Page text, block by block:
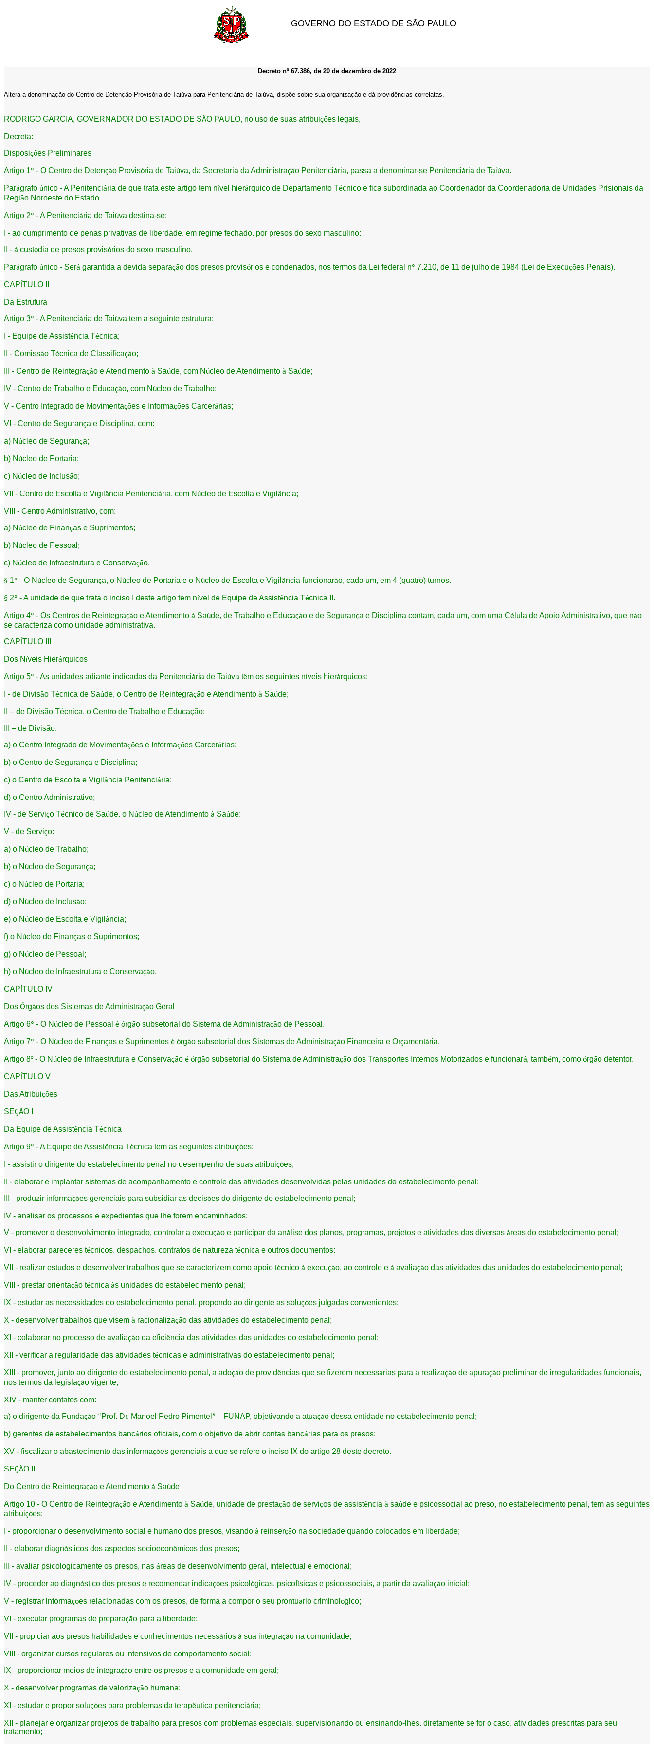
GOVERNO DO ESTADO DE SÃO PAULO
Decreto nº 67.386, de 20 de dezembro de 2022
Altera a denominação do Centro de Detenção Provisória de Taiúva para Penitenciária de Taiúva, dispõe sobre sua organização e dá providências correlatas.
RODRIGO GARCIA, GOVERNADOR DO ESTADO DE SÃO PAULO, no uso de suas atribuições legais,
Decreta:
Disposições Preliminares
Artigo 1º - O Centro de Detenção Provisória de Taiúva, da Secretaria da Administração Penitenciária, passa a denominar-se Penitenciária de Taiúva.
Parágrafo único - A Penitenciária de que trata este artigo tem nível hierárquico de Departamento Técnico e fica subordinada ao Coordenador da Coordenadoria de Unidades Prisionais da
Região Noroeste do Estado.
Artigo 2º - A Penitenciária de Taiúva destina-se:
I - ao cumprimento de penas privativas de liberdade, em regime fechado, por presos do sexo masculino;
II - à custódia de presos provisórios do sexo masculino.
Parágrafo único - Será garantida a devida separação dos presos provisórios e condenados, nos termos da Lei federal nº 7.210, de 11 de julho de 1984 (Lei de Execuções Penais).
CAP TULO II
Da Estrutura
Artigo 3º - A Penitenciária de Taiúva tem a seguinte estrutura:
I - Equipe de Assistência Técnica;
II - Comissão Técnica de Classificação;
III - Centro de Reintegração e Atendimento à Saúde, com N úcleo de Atendimento à Saúde;
IV - Centro de Trabalho e Educação, com N úcleo de Trabalho;
V - Centro Integrado de Movimentações e Informações Carcerárias;
VI - Centro de Segurança e Disciplina, com:
a) N úcleo de Segurança;
b) N úcleo de Portaria;
c) N úcleo de Inclusão;
VII - Centro de Escolta e Vigil ância Penitenciária, com N úcleo de Escolta e Vigil ância;
VIII - Centro Administrativo, com:
a) N úcleo de Finanças e Suprimentos;
b) N úcleo de Pessoal;
c) N úcleo de Infraestrutura e Conservação.
§ 1º - O N úcleo de Segurança, o N úcleo de Portaria e o N úcleo de Escolta e Vigil ância funcionarão, cada um, em 4 (quatro) turnos.
§ 2º - A unidade de que trata o inciso I deste artigo tem nível de Equipe de Assistência Técnica II.
Artigo 4º - Os Centros de Reintegração e Atendimento à Saúde, de Trabalho e Educação e de Segurança e Disciplina contam, cada um, com uma Cé lula de Apoio Administrativo, que não
se caracteriza como unidade administrativa.
CAP TULO III
Dos N íveis Hierárquicos
Artigo 5º - As unidades adiante indicadas da Penitenciária de Taiúva têm os seguintes níveis hierárquicos:
I - de Divisão Técnica de Saúde, o Centro de Reintegração e Atendimento à Saúde;
– de Divisão Técnica, o Centro de Trabalho e Educação;
– de Divisão:
a) o Centro Integrado de Movimentações e Informações Carcerárias;
b) o Centro de Segurança e Disciplina;
c) o Centro de Escolta e Vigil ância Penitenciária;
d) o Centro Administrativo;
IV - de Serviço Técnico de Saúde, o N úcleo de Atendimento à Saúde;
V - de Serviço:
a) o N úcleo de Trabalho;
b) o N úcleo de Segurança;
c) o N úcleo de Portaria;
d) o N úcleo de Inclusão;
e) o N úcleo de Escolta e Vigil ância;
f) o N úcleo de Finanças e Suprimentos;
g) o N úcleo de Pessoal;
h) o N úcleo de Infraestrutura e Conservação.
CAP TULO IV
Dos Órgãos dos Sistemas de Administração Geral
Artigo 6º - O N úcleo de Pessoal é órgão subsetorial do Sistema de Administração de Pessoal.
Artigo 7º - O N úcleo de Finanças e Suprimentos é órgão subsetorial dos Sistemas de Administração Financeira e Orçamentária.
Artigo 8°- O N úcleo de Infraestrutura e Conservação é órgão subsetorial do Sistema de Administração dos Transportes Internos Motorizados e funcionará, também, como órgão detentor.
CAP TULO V
Das Atribuições
SEÇÃO I
Da Equipe de Assistência Técnica
Artigo 9º - A Equipe de Assistência Técnica tem as seguintes atribuições:
I - assistir o dirigente do estabelecimento penal no desempenho de suas atribuições;
II - elaborar e implantar sistemas de acompanhamento e controle das atividades desenvolvidas pelas unidades do estabelecimento penal;
III - produzir informações gerenciais para subsidiar as decisões do dirigente do estabelecimento penal;
IV - analisar os processos e expedientes que lhe forem encaminhados;
V - promover o desenvolvimento integrado, controlar a execução e participar da aná lise dos planos, programas, projetos e atividades das diversas áreas do estabelecimento penal;
VI - elaborar pareceres técnicos, despachos, contratos de natureza técnica e outros documentos;
VII - realizar estudos e desenvolver trabalhos que se caracterizem como apoio técnico à execução, ao controle e à avaliação das atividades das unidades do estabelecimento penal;
VIII - prestar orientação técnica às unidades do estabelecimento penal;
IX - estudar as necessidades do estabelecimento penal, propondo ao dirigente as soluções julgadas convenientes;
X - desenvolver trabalhos que visem à racionalização das atividades do estabelecimento penal;
XI - colaborar no processo de avaliação da eficiência das atividades das unidades do estabelecimento penal;
XII - verificar a regularidade das atividades técnicas e administrativas do estabelecimento penal;
XIII - promover, junto ao dirigente do estabelecimento penal, a adoção de providências que se fizerem necessárias para a realização de apuração preliminar de irregularidades funcionais,
nos termos da legislação vigente;
XIV - manter contatos com:
a) o dirigente da Fundação “Prof. Dr. Manoel Pedro Pimentel ” – FUNAP, objetivando a atuação dessa entidade no estabelecimento penal;
b) gerentes de estabelecimentos bancários oficiais, com o objetivo de abrir contas bancárias para os presos;
XV - fiscalizar o abastecimento das informações gerenciais a que se refere o inciso IX do artigo 28 deste decreto.
SEÇÃO II
Do Centro de Reintegração e Atendimento à Saúde
Artigo 10 - O Centro de Reintegração e Atendimento à Saúde, unidade de prestação de serviços de assistência à saúde e psicossocial ao preso, no estabelecimento penal, tem as seguintes
atribuições:
I - proporcionar o desenvolvimento social e humano dos presos, visando à reinserção na sociedade quando colocados em liberdade;
II - elaborar diagnósticos dos aspectos socioeconômicos dos presos;
III - avaliar psicologicamente os presos, nas áreas de desenvolvimento geral, intelectual e emocional;
IV - proceder ao diagnóstico dos presos e recomendar indicações psicol ógicas, psicofísicas e psicossociais, a partir da avaliação inicial;
V - registrar informações relacionadas com os presos, de forma a compor o seu prontuário criminol ógico;
VI - executar programas de preparação para a liberdade;
VII - propiciar aos presos habilidades e conhecimentos necessários à sua integração na comunidade;
VIII - organizar cursos regulares ou intensivos de comportamento social;
IX - proporcionar meios de integração entre os presos e a comunidade em geral;
X - desenvolver programas de valorização humana;
XI - estudar e propor soluções para problemas da terapêutica penitenciária;
XII - planejar e organizar projetos de trabalho para presos com problemas especiais, supervisionando ou ensinando-lhes, diretamente se for o caso, atividades prescritas para seu
tratamento;